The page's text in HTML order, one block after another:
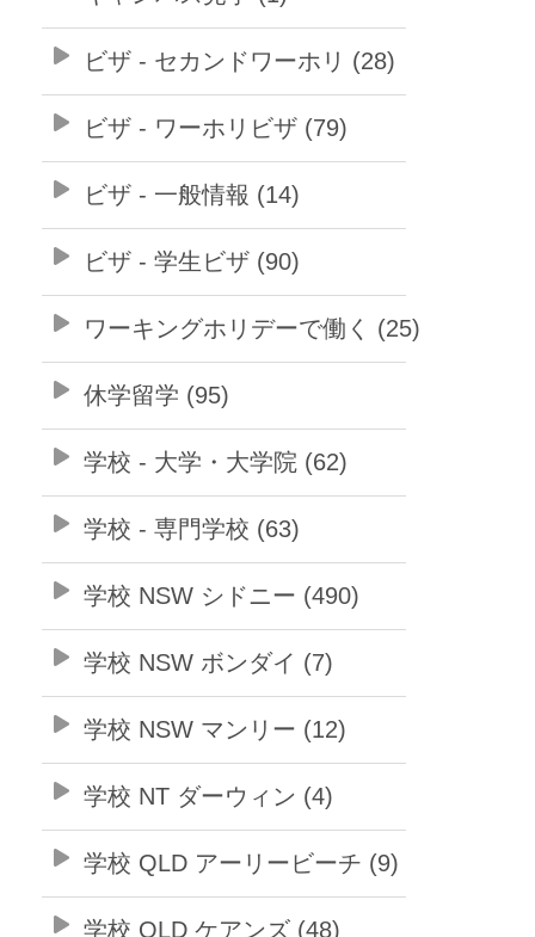
ビザ - セカンドワーホリ (28)
ビザ - ワーホリビザ (79)
ビザ - 一般情報 (14)
ビザ - 学生ビザ (90)
ワーキングホリデーで働く (25)
休学留学 (95)
学校 - 大学・大学院 (62)
学校 - 専門学校 (63)
学校 NSW シドニー (490)
学校 NSW ボンダイ (7)
学校 NSW マンリー (12)
学校 NT ダーウィン (4)
学校 QLD アーリービーチ (9)
学校 QLD ケアンズ (48)